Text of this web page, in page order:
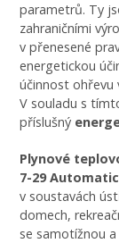
parametrů. Ty
zahraničními
v přenesené
energetickou
účinnost ohřevu
V souladu s
příslušný
Plynové
7-29
v soustavách
domech,
se samotížnou